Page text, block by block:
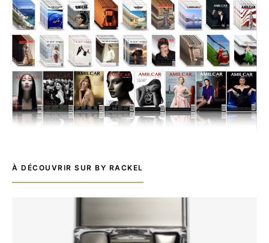
À DÉCOUVRIR SUR BY RACKEL